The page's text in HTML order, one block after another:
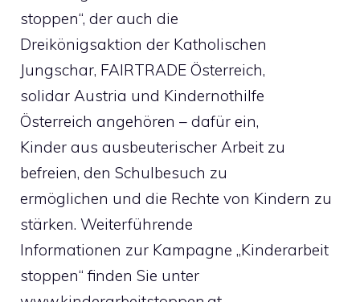
stoppen“, der auch die
Dreikönigsaktion der Katholischen
Jungschar, FAIRTRADE Österreich,
solidar Austria und Kindernothilfe
Österreich angehören – dafür ein,
Kinder aus ausbeuterischer Arbeit zu
befreien, den Schulbesuch zu
ermöglichen und die Rechte von Kindern zu
stärken. Weiterführende
Informationen zur Kampagne „Kinderarbeit
stoppen“ finden Sie unter